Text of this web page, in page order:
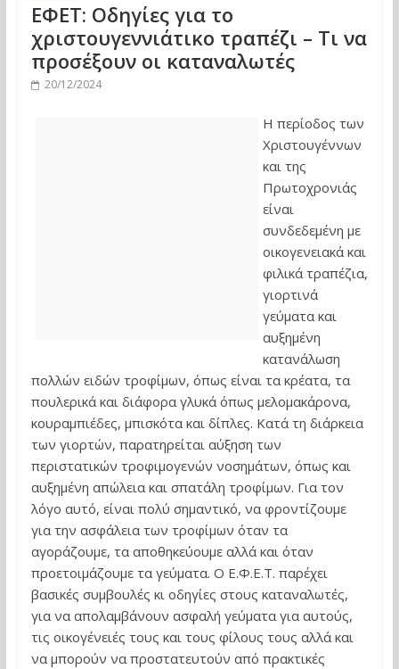
ΕΦΕΤ: Οδηγίες για το
χριστουγεννιάτικο τραπέζι – Τι να
προσέξουν οι καταναλωτές
20/12/2024
Η περίοδος των
Χριστουγέννων
και της
Πρωτοχρονιάς
είναι
συνδεδεμένη με
οικογενειακά και
φιλικά τραπέζια,
γιορτινά
γεύματα και
αυξημένη
κατανάλωση
πολλών ειδών τροφίμων, όπως είναι τα κρέατα, τα
πουλερικά και διάφορα γλυκά όπως μελομακάρονα,
κουραμπιέδες, μπισκότα και δίπλες. Κατά τη διάρκεια
των γιορτών, παρατηρείται αύξηση των
περιστατικών τροφιμογενών νοσημάτων, όπως και
αυξημένη απώλεια και σπατάλη τροφίμων. Για τον
λόγο αυτό, είναι πολύ σημαντικό, να φροντίζουμε
για την ασφάλεια των τροφίμων όταν τα
αγοράζουμε, τα αποθηκεύουμε αλλά και όταν
προετοιμάζουμε τα γεύματα. Ο Ε.Φ.Ε.Τ. παρέχει
βασικές συμβουλές κι οδηγίες στους καταναλωτές,
για να απολαμβάνουν ασφαλή γεύματα για αυτούς,
τις οικογένειές τους και τους φίλους τους αλλά και
να μπορούν να προστατευτούν από πρακτικές